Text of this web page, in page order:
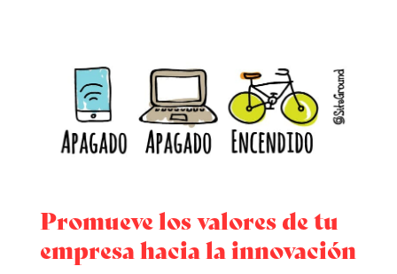
Promueve los valores de tu
empresa hacia la innovación